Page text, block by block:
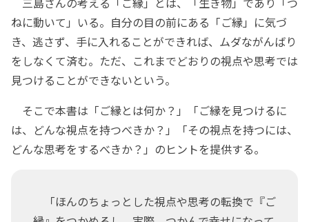
ねに動いて」いる。自分の目の前にある「ご縁」に気づ
き、逃さず、手に入れることができれば、ムダながんばり
をしなくて済む。ただ、これまでどおりの視点や思考では
見つけることができないという。
そこで本書は「ご縁とは何か？」「ご縁を見つけるに
は、どんな視点を持つべきか？」「その視点を持つには、
どんな思考をするべきか？」のヒントを提供する。
「ほんのちょっとした視点や思考の転換で『ご